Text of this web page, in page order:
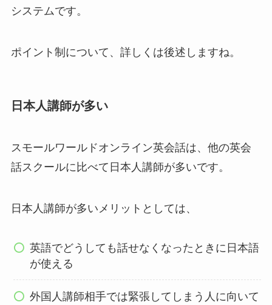
システムです。
ポイント制について、詳しくは後述しますね。
日本人講師が多い
スモールワールドオンライン英会話は、他の英会
話スクールに比べて日本人講師が多いです。
日本人講師が多いメリットとしては、
英語でどうしても話せなくなったときに日本語
が使える
外国人講師相手では緊張してしまう人に向いて